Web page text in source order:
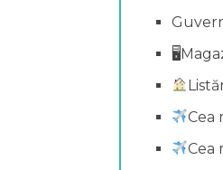
Cea
Cea